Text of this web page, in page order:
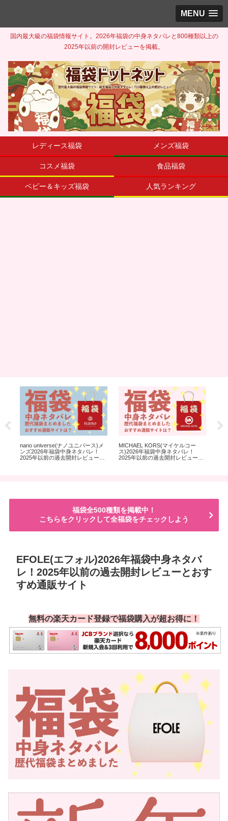
MENU
国内最大級の福袋情報サイト。2026年福袋の中身ネタバレと800種類以上の
2025年以前の開封レビューを掲載。
レディース福袋 メンズ福袋
コスメ福袋 食品福袋
ベビー＆キッズ福袋 人気ランキング
nano universe(ナノユニバース)メ
ンズ2026年福袋中身ネタバレ！
2025年以前の過去開封レビューと
MICHAEL KORS(マイケルコー
ス)2026年福袋中身ネタバレ！
2025年以前の過去開封レビューと
福袋全500種類を掲載中！
こちらをクリックして全福袋をチェックしよう
EFOLE(エフォル)2026年福袋中身ネタバ
レ！2025年以前の過去開封レビューとおす
すめ通販サイト
無料の楽天カード登録で福袋購入が超お得に！